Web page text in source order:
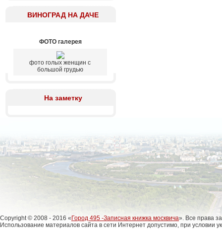
ВИНОГРАД НА ДАЧЕ
ФОТО галерея
фото голых женщин с
большой грудью
На заметку
Copyright © 2008 - 2016 « Город 495 -Записная книжка москвича». Все права
Использование материалов сайта в сети Интернет допустимо, при условии